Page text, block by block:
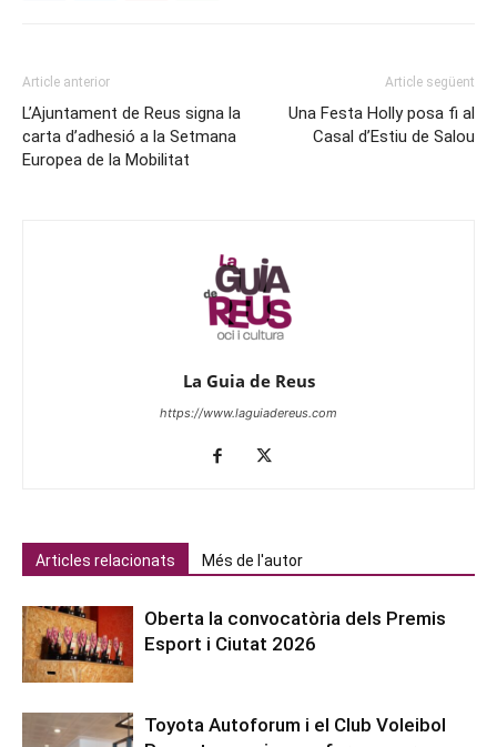
Article anterior
L’Ajuntament de Reus signa la
carta d’adhesió a la Setmana
Europea de la Mobilitat
Article següent
Una Festa Holly posa fi al
Casal d’Estiu de Salou
La Guia de Reus
https://www.laguiadereus.com
Articles relacionats Més de l'autor
Oberta la convocatòria dels Premis
Esport i Ciutat 2026
Toyota Autoforum i el Club Voleibol